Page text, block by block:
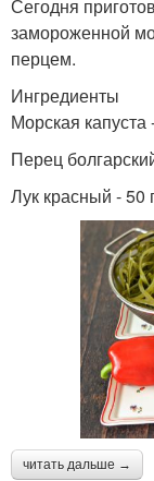
Сегодня
замороженной
перцем.
Ингредиенты
Морская капуста
Перец
Лук красный - 50
читать дальше →